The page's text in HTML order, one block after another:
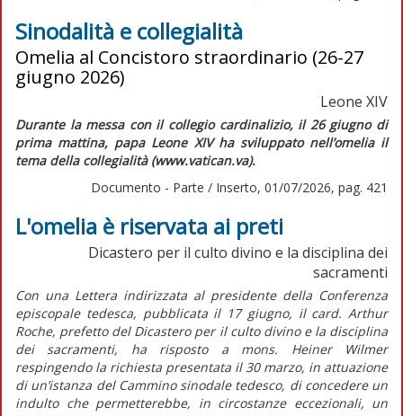
Sinodalità e collegialità
Omelia al Concistoro straordinario (26-27
giugno 2026)
Leone XIV
Durante la messa con il collegio cardinalizio, il 26 giugno di
prima mattina, papa Leone XIV ha sviluppato nell’omelia il
tema della collegialità (www.vatican.va).
Documento - Parte / Inserto, 01/07/2026, pag. 421
L'omelia è riservata ai preti
Dicastero per il culto divino e la disciplina dei
sacramenti
Con una Lettera indirizzata al presidente della Conferenza
episcopale tedesca, pubblicata il 17 giugno, il card. Arthur
Roche, prefetto del Dicastero per il culto divino e la disciplina
dei sacramenti, ha risposto a mons. Heiner Wilmer
respingendo la richiesta presentata il 30 marzo, in attuazione
di un’istanza del Cammino sinodale tedesco, di concedere un
indulto che permetterebbe, in circostanze eccezionali, un